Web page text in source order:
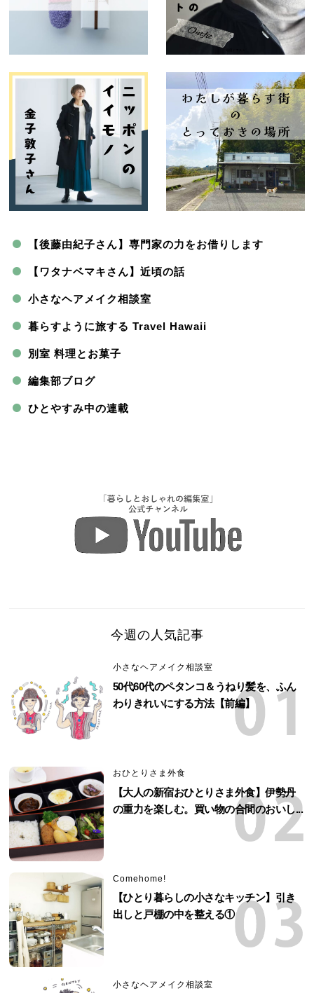
【後藤由紀子さん】専門家の力をお借りします
【ワタナベマキさん】近頃の話
小さなヘアメイク相談室
暮らすように旅する Travel Hawaii
別室 料理とお菓子
編集部ブログ
ひとやすみ中の連載
今週の人気記事
小さなヘアメイク相談室
50代60代のペタンコ＆うねり髪を、ふん
わりきれいにする方法【前編】
おひとりさま外食
【大人の新宿おひとりさま外食】伊勢丹
の重力を楽しむ。買い物の合間のおいし...
Comehome!
【ひとり暮らしの小さなキッチン】引き
出しと戸棚の中を整える①
小さなヘアメイク相談室